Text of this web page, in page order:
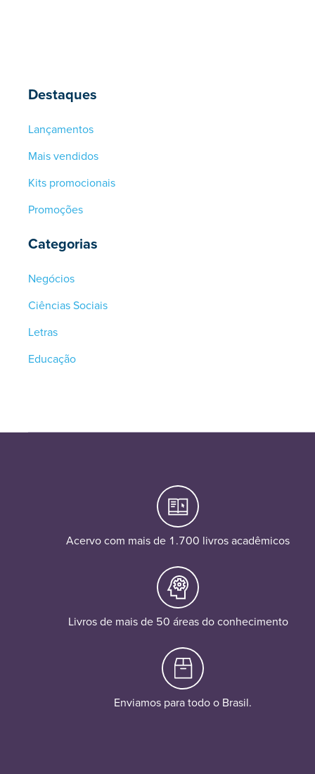
Destaques
Lançamentos
Mais vendidos
Kits promocionais
Promoções
Categorias
Negócios
Ciências Sociais
Letras
Educação
Acervo com mais de 1.700 livros acadêmicos
Livros de mais de 50 áreas do conhecimento
Enviamos para todo o Brasil.